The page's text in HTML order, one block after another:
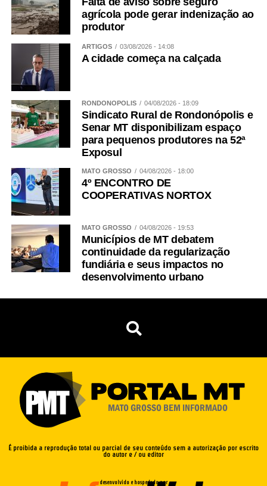
agrícola pode gerar indenização ao
produtor
ARTIGOS 03/08/2026 - 14:08
A cidade começa na calçada
RONDONÓPOLIS 04/08/2026 - 18:09
Sindicato Rural de Rondonópolis e
Senar MT disponibilizam espaço
para pequenos produtores na 52ª
Exposul
MATO GROSSO 04/08/2026 - 18:00
4º ENCONTRO DE
COOPERATIVAS NORTOX
MATO GROSSO 04/08/2026 - 19:53
Municípios de MT debatem
continuidade da regularização
fundiária e seus impactos no
desenvolvimento urbano
É proibida a reprodução total ou parcial de seu conteúdo sem a autorização por escrito
do autor e / ou editor
desenvolvido e hospedado por